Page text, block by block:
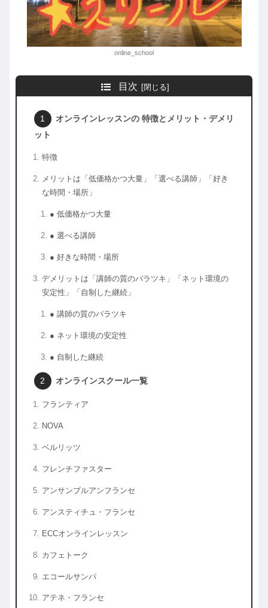
online_school
目次
オンラインレッスンの 特徴とメリット・デメリ
ット
特徴
メリットは「低価格かつ大量」「選べる講師」「好き
な時間・場所」
● 低価格かつ大量
● 選べる講師
● 好きな時間・場所
デメリットは「講師の質のバラツキ」「ネット環境の
安定性」「自制した継続」
● 講師の質のバラツキ
● ネット環境の安定性
● 自制した継続
オンラインスクール一覧
フランティア
NOVA
ベルリッツ
フレンチファスター
アンサンブルアンフランセ
アンスティチュ・フランセ
ECCオンラインレッスン
カフェトーク
エコールサンパ
アテネ・フランセ